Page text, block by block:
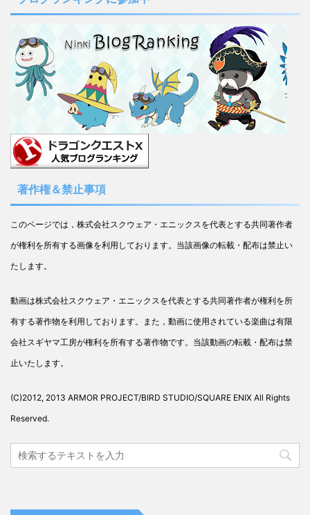
著作権＆禁止事項
このページでは，株式会社スクウェア・エニックスを代表とする共同著作者
が権利を所有する画像を利用しております。当該画像の転載・配布は禁止い
たします。
動画は株式会社スクウェア・エニックスを代表とする共同著作者が権利を所
有する著作物を利用しております。また，動画に使用されている楽曲は有限
会社スギヤマ工房が権利を所有する著作物です。当該動画の転載・配布は禁
止いたします。
(C)2012, 2013 ARMOR PROJECT/BIRD STUDIO/SQUARE ENIX All Rights
Reserved.